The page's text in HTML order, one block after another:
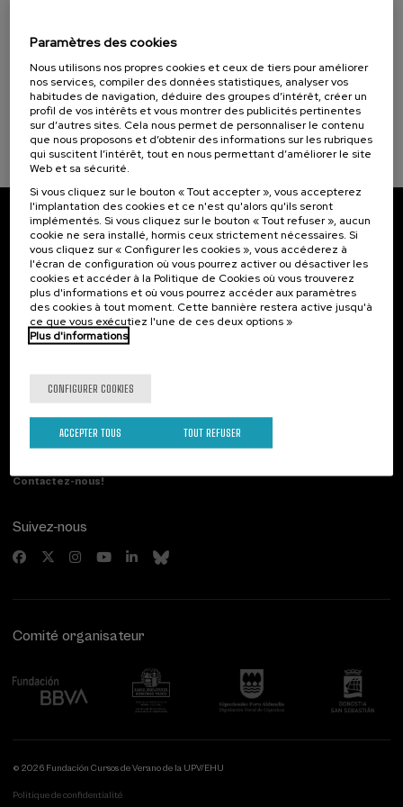
Objectifs de développement durable
desinformación
10 h. Espagnol Anglais .
...
À PARTIR DE 25 €
Dernières
places
Gratuit
Date
passée
Liste
d'attente
Période
d'inscription
terminée
Abonnez-vous à notre bulletin
Inscrivez-vous pour être le premier à recevoir les
actualités de l'UIK.
S'abonner
Contact
Paseo de Miraconcha, 48
20007 Donostia / San Sebastián
Gipuzkoa, Spain
Contactez-nous!
Suivez-nous
Comité organisateur
© 2026 Fundación Cursos de Verano de la UPV/EHU
Politique de confidentialité
Paramètres des cookies
Nous utilisons nos propres cookies et ceux de tiers pour améliorer
nos services, compiler des données statistiques, analyser vos
habitudes de navigation, déduire des groupes d’intérêt, créer un
profil de vos intérêts et vous montrer des publicités pertinentes
sur d’autres sites. Cela nous permet de personnaliser le contenu
que nous proposons et d’obtenir des informations sur les rubriques
qui suscitent l’intérêt, tout en nous permettant d’améliorer le site
Web et sa sécurité.
Si vous cliquez sur le bouton « Tout accepter », vous accepterez
l'implantation des cookies et ce n'est qu'alors qu'ils seront
implémentés. Si vous cliquez sur le bouton « Tout refuser », aucun
cookie ne sera installé, hormis ceux strictement nécessaires. Si
vous cliquez sur « Configurer les cookies », vous accéderez à
l'écran de configuration où vous pourrez activer ou désactiver les
cookies et accéder à la Politique de Cookies où vous trouverez
plus d'informations et où vous pourrez accéder aux paramètres
des cookies à tout moment. Cette bannière restera active jusqu'à
ce que vous exécutiez l'une de ces deux options »
Plus d'informations
CONFIGURER COOKIES
TOUT REFUSER
ACCEPTER TOUS